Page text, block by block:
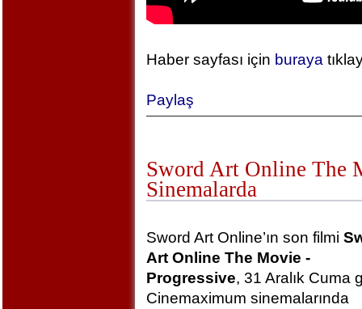
Haber sayfası için buraya
Paylaş
Sword Art Online The
Sinemalarda
Sword Art Online’ın son filmi
Art Online The Movie -
Progressive, 31 Aralık Cuma
Cinemaximum sinemalarında